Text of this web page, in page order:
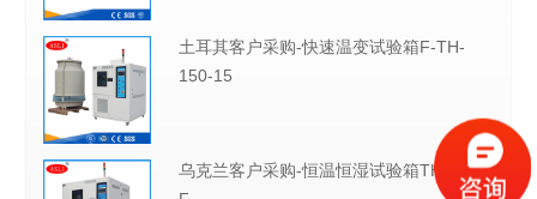
土耳其客户采购-快速温变试验箱F-TH-
150-15
乌克兰客户采购-恒温恒湿试验箱TH-1000-